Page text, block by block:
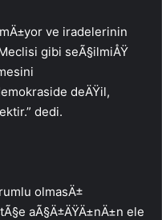
ve iradelerinin
gibi seÃ§ilmiÅŸ
deÄŸil,
dedi.
olmasÄ±
aÃ§Ä±ÄŸÄ±nÄ±n ele